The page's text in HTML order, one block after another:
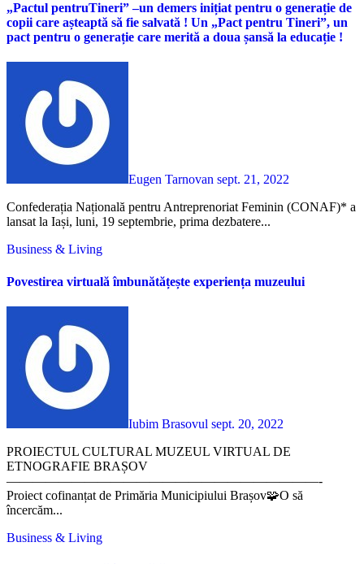
„Pactul pentruTineri” –un demers inițiat pentru o generație de
copii care așteaptă să fie salvată ! Un „Pact pentru Tineri”, un
pact pentru o generație care merită a doua șansă la educație !
Eugen Tarnovan sept. 21, 2022
Confederația Națională pentru Antreprenoriat Feminin (CONAF)* a
lansat la Iași, luni, 19 septembrie, prima dezbatere...
Business & Living
Povestirea virtuală îmbunătățește experiența muzeului
Iubim Brasovul sept. 20, 2022
PROIECTUL CULTURAL MUZEUL VIRTUAL DE
ETNOGRAFIE BRAȘOV
————————————————————————-
Proiect cofinanțat de Primăria Municipiului Brașov🧩O să
încercăm...
Business & Living